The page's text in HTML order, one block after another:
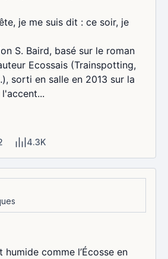
je me suis dit : ce soir, je
S. Baird, basé sur le roman
Ecossais (Trainspotting,
sorti en salle en 2013 sur la
4.3K
comme l’Écosse en